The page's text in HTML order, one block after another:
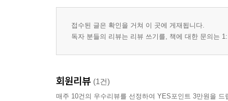
접수된 글은 확인을 거쳐 이 곳에 게재됩니다.
독자 분들의 리뷰는 리뷰 쓰기를, 책에 대한 문의는
회원리뷰 (1건)
매주 10건의 우수리뷰를 선정하여 YES포인트 3만원을 드